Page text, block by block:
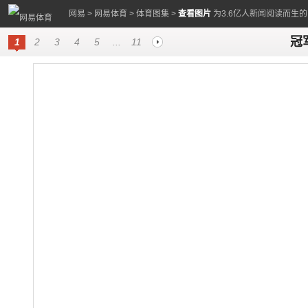
网易 > 网易体育 > 体育图集 > 查看图片 为3.6亿人新闻阅读而生
1 2 3 4 5 11 冠